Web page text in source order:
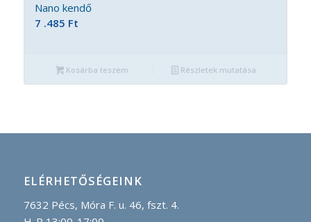
Nano kendő
7 .485 Ft
Kosárba teszem Részletek mutatása
ELÉRHETŐSÉGEINK
7632 Pécs, Móra F. u. 46, fszt. 4.